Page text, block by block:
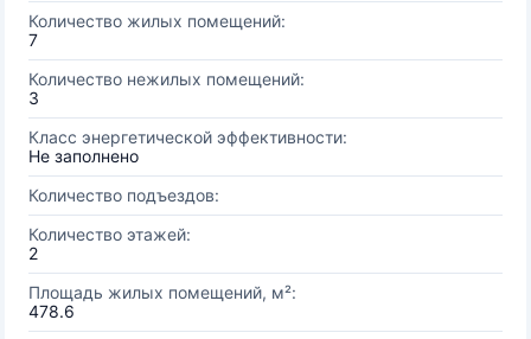
Количество жилых помещений:
7
Количество нежилых помещений:
3
Класс энергетической эффективности:
Не заполнено
Количество подъездов:
Количество этажей:
2
Площадь жилых помещений, м²:
478.6